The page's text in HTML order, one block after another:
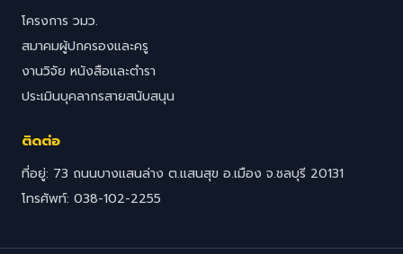
โครงการ วมว.
สมาคมผู้ปกครองและครู
งานวิจัย หนังสือและตำรา
ประเมินบุคลากรสายสนับสนุน
ติดต่อ
ที่อยู่: 73 ถนนบางแสนล่าง ต.แสนสุข อ.เมือง จ.ชลบุรี 20131
โทรศัพท์: 038-102-2255